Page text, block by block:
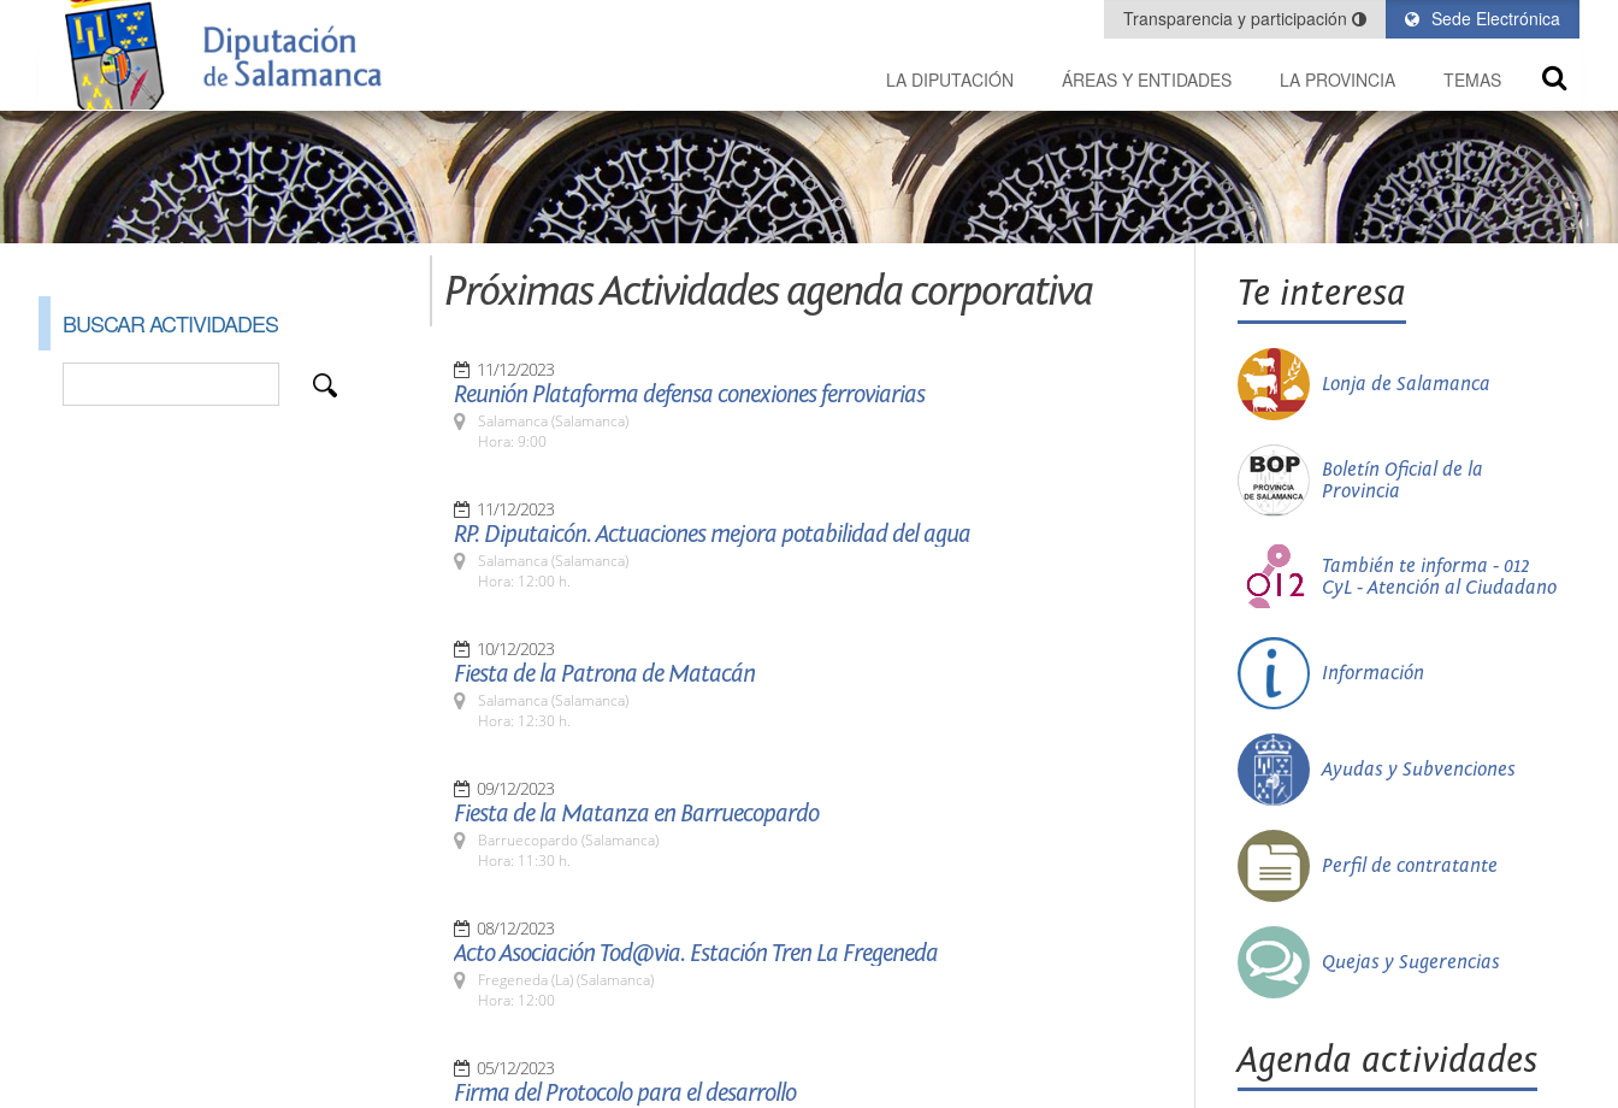
Sede Electrónica
Transparencia y participación
LA DIPUTACIÓN ÁREAS Y ENTIDADES LA PROVINCIA TEMAS
BUSCAR ACTIVIDADES
Próximas Actividades agenda corporativa
11/12/2023
Reunión Plataforma defensa conexiones ferroviarias
Salamanca (Salamanca)
Hora: 9:00
11/12/2023
RP. Diputaicón. Actuaciones mejora potabilidad del agua
Salamanca (Salamanca)
Hora: 12:00 h.
10/12/2023
Fiesta de la Patrona de Matacán
Salamanca (Salamanca)
Hora: 12:30 h.
09/12/2023
Fiesta de la Matanza en Barruecopardo
Barruecopardo (Salamanca)
Hora: 11:30 h.
08/12/2023
Acto Asociación Tod@via. Estación Tren La Fregeneda
Fregeneda (La) (Salamanca)
Hora: 12:00
05/12/2023
Firma del Protocolo para el desarrollo
Te interesa
Lonja de Salamanca
Boletín Oficial de la
Provincia
También te informa - 012
CyL - Atención al Ciudadano
Información
Ayudas y Subvenciones
Perfil de contratante
Quejas y Sugerencias
Agenda actividades